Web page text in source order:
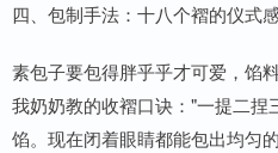
四、包制手法：十八个褶的仪式
素包子要包得胖乎乎才可爱，馅
我奶奶教的收褶口诀："一提二捏
馅。现在闭着眼睛都能包出均匀